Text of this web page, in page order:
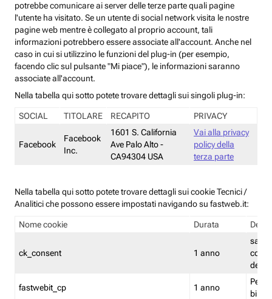
potrebbe comunicare ai server delle terze parte quali pagine
l'utente ha visitato. Se un utente di social network visita le nostre
pagine web mentre è collegato al proprio account, tali
informazioni potrebbero essere associate all'account. Anche nel
caso in cui si utilizzino le funzioni del plug-in (per esempio,
facendo clic sul pulsante "Mi piace"), le informazioni saranno
associate all'account.
Nella tabella qui sotto potete trovare dettagli sui singoli plug-in:
SOCIAL TITOLARE RECAPITO PRIVACY
Facebook
Facebook
Inc.
1601 S. California
Ave Palo Alto -
CA94304 USA
Vai alla privacy
policy della
terza parte
Nella tabella qui sotto potete trovare dettagli sui cookie Tecnici /
Analitici che possono essere impostati navigando su fastweb.it:
Nome cookie Durata
ck_consent 1 anno
salva
dei
fastwebit_cp 1 anno